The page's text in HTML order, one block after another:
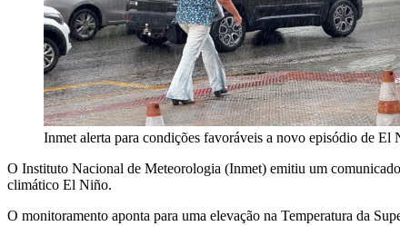
Inmet alerta para condições favoráveis a novo episódio de El
O Instituto Nacional de Meteorologia (Inmet) emitiu um
climático El Niño.
O monitoramento aponta para uma elevação na Temperatura da